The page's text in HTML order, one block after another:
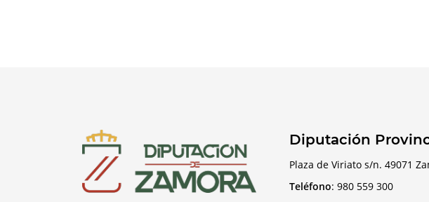
Diputación
Plaza de Viriato s/n. 49071
Teléfono: 980 559 300